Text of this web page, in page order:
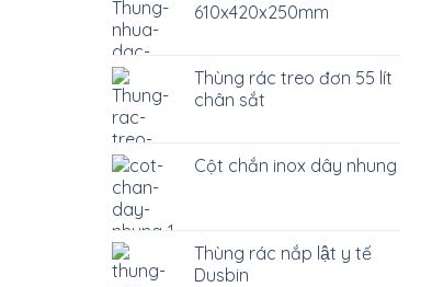
610x420x250mm
Thùng rác treo đơn 55 lít
chân sắt
Cột chắn inox dây nhung
Thùng rác nắp lật y tế
Dusbin